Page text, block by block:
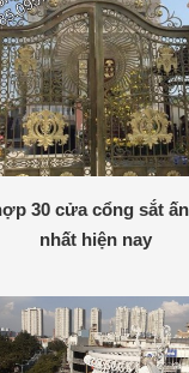
30 cửa cổng sắt
nhất hiện nay